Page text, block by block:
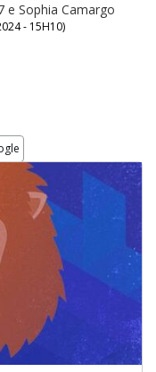
e Sophia Camargo
- 15H10)